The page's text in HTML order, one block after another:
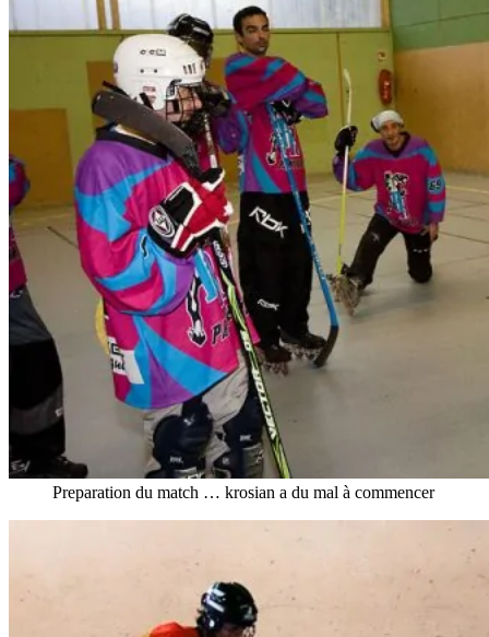
Preparation du match … krosian a du mal à commencer